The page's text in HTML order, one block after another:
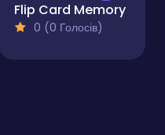
Flip Card Memory
0 (0 Голосів)